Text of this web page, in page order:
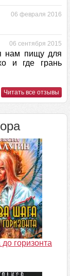
06 февраля 2016
06 сентября 2015
нам пищу для
и где грань
Читать все отзывы
горизонта